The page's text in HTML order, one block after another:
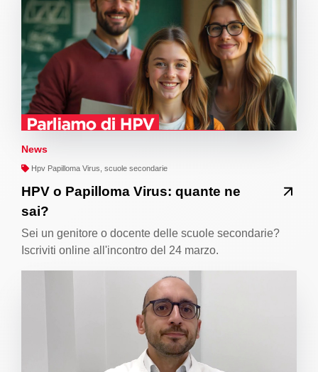
News
Hpv Papilloma Virus, scuole secondarie
HPV o Papilloma Virus: quante ne
sai?
Sei un genitore o docente delle scuole secondarie?
Iscriviti online all'incontro del 24 marzo.